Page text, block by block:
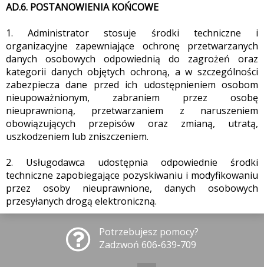
AD.6. POSTANOWIENIA KOŃCOWE
1. Administrator stosuje środki techniczne i
organizacyjne zapewniające ochronę przetwarzanych
danych osobowych odpowiednią do zagrożeń oraz
kategorii danych objętych ochroną, a w szczególności
zabezpiecza dane przed ich udostępnieniem osobom
nieupoważnionym, zabraniem przez osobę
nieuprawnioną, przetwarzaniem z naruszeniem
obowiązujących przepisów oraz zmianą, utratą,
uszkodzeniem lub zniszczeniem.
2. Usługodawca udostępnia odpowiednie środki
techniczne zapobiegające pozyskiwaniu i modyfikowaniu
przez osoby nieuprawnione, danych osobowych
przesyłanych drogą elektroniczną.
Potrzebujesz pomocy?
Zadzwoń 606-639-709